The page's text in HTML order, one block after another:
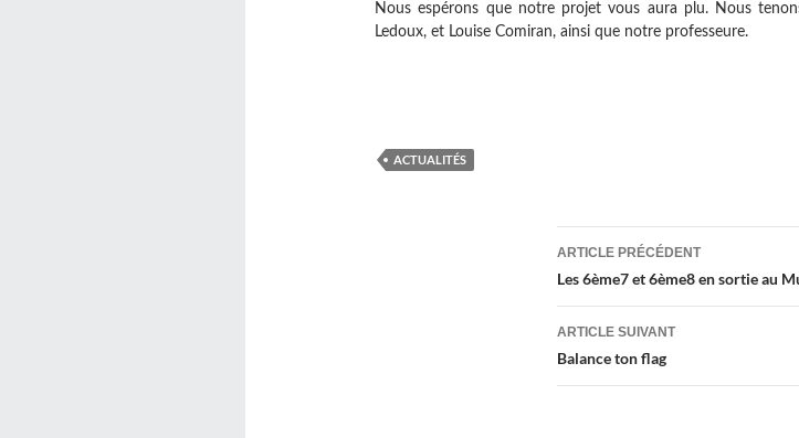
Nous espérons que notre projet vous aura plu. Nous
Ledoux, et Louise Comiran, ainsi que notre professeure.
ACTUALITÉS
Navigation
des
articles
ARTICLE PRÉCÉDENT
Les 6ème7 et 6ème8 en sortie au
ARTICLE SUIVANT
Balance ton flag